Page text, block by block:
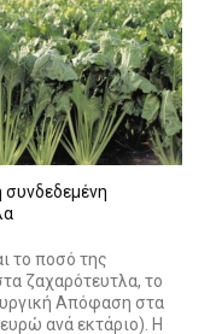
το ποσό της
ζαχαρότευτλα, το
Απόφαση στα
ανά εκτάριο). Η